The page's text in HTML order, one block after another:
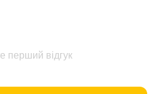
перший відгук